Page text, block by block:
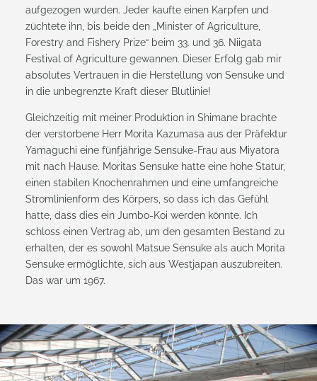
aufgezogen wurden. Jeder kaufte einen Karpfen und
züchtete ihn, bis beide den „Minister of Agriculture,
Forestry and Fishery Prize“ beim 33. und 36. Niigata
Festival of Agriculture gewannen. Dieser Erfolg gab mir
absolutes Vertrauen in die Herstellung von Sensuke und
in die unbegrenzte Kraft dieser Blutlinie!
Gleichzeitig mit meiner Produktion in Shimane brachte
der verstorbene Herr Morita Kazumasa aus der Präfektur
Yamaguchi eine fünfjährige Sensuke-Frau aus Miyatora
mit nach Hause. Moritas Sensuke hatte eine hohe Statur,
einen stabilen Knochenrahmen und eine umfangreiche
Stromlinienform des Körpers, so dass ich das Gefühl
hatte, dass dies ein Jumbo-Koi werden könnte. Ich
schloss einen Vertrag ab, um den gesamten Bestand zu
erhalten, der es sowohl Matsue Sensuke als auch Morita
Sensuke ermöglichte, sich aus Westjapan auszubreiten.
Das war um 1967.